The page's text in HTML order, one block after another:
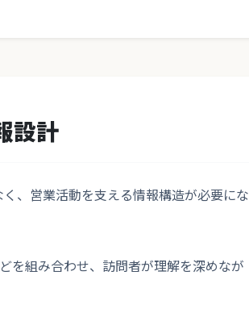
設計
、営業活動を支える情報構造が必要にな
を組み合わせ、訪問者が理解を深めなが